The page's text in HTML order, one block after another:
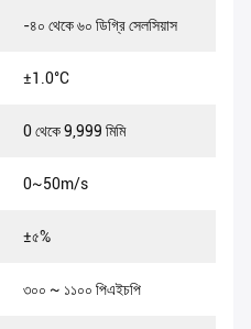
-৪০ থেকে ৬০ ডিগ্রি সেলসিয়াস
±1.0°C
0 থেকে 9,999 মিমি
0~50m/s
±৫%
৩০০ ~ ১১০০ পিএইচপি